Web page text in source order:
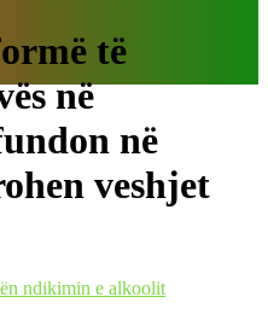
të
në
në
veshjet